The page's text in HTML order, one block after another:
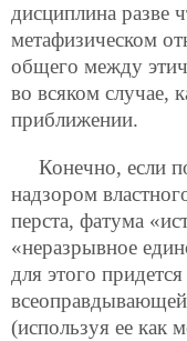
дисциплина разве
метафизическом
общего между
во всяком случае,
приближении.
Конечно, если
надзором
перста, фатума
«неразрывное
для этого
(используя ее как